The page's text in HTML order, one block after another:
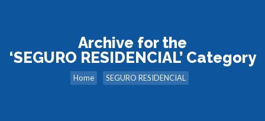
Archive for the
‘SEGURO RESIDENCIAL’ Category
Home SEGURO RESIDENCIAL